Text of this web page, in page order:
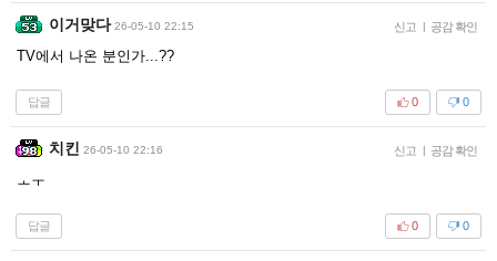
이거맞다 26-05-10 22:15 신고 | 공감 확인
TV에서 나온 분인가...??
답글 0
0
치킨 26-05-10 22:16 신고 | 공감 확인
ㅗㅜ
답글 0
0